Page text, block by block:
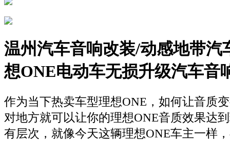
温州汽车音响改装/动感地带汽
想ONE电动车无损升级汽车音
作为当下热卖车型理想ONE，如何让音质
对地方就可以让你的理想ONE音质效果达
有层次，就像今天这辆理想ONE车主一样